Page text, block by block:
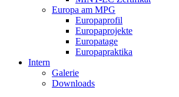
Europa am MPG
Europaprofil
Europaprojekte
Europatage
Europapraktika
Intern
Galerie
Downloads